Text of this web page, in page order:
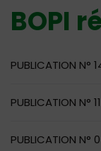
BOPI
PUBLICATION
PUBLICATION N°
PUBLICATION